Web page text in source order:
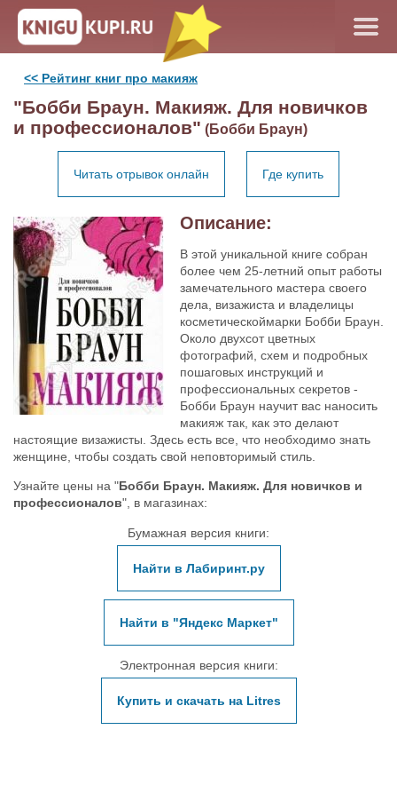
<< Рейтинг книг про макияж
"Бобби Браун. Макияж. Для новичков
и профессионалов" (Бобби Браун)
Читать отрывок онлайн Где купить
Описание:
В этой уникальной книге собран
более чем 25-летний опыт работы
замечательного мастера своего
дела, визажиста и владелицы
косметическоймарки Бобби Браун.
Около двухсот цветных
фотографий, схем и подробных
пошаговых инструкций и
профессиональных секретов -
Бобби Браун научит вас наносить
макияж так, как это делают
настоящие визажисты. Здесь есть все, что необходимо знать
женщине, чтобы создать свой неповторимый стиль.
Узнайте цены на "Бобби Браун. Макияж. Для новичков и
профессионалов", в магазинах:
Бумажная версия книги:
Найти в Лабиринт.ру
Найти в "Яндекс Маркет"
Электронная версия книги:
Купить и скачать на Litres